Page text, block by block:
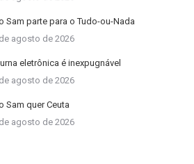
Sam parte para o Tudo-ou-Nada
agosto de 2026
eletrônica é inexpugnável
agosto de 2026
Sam quer Ceuta
agosto de 2026